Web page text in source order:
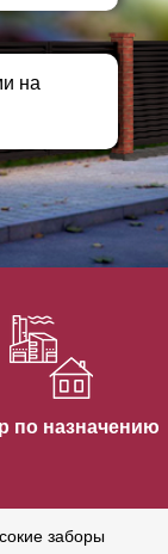
на
по назначению
заборы